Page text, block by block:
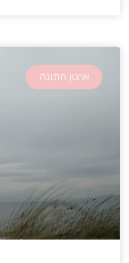
ארגון חתונה